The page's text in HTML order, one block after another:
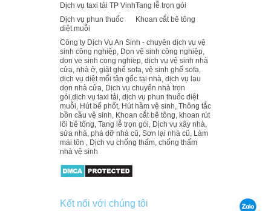
Dịch vụ taxi tải TP Vinh
Dịch vụ phun thuốc
diệt muỗi
Tang lễ trọn gói
Khoan cắt bê tông
Công ty Dịch Vụ An Sinh - chuyên dịch vụ vệ
sinh công nghiệp, Dọn vệ sinh công nghiệp,
don ve sinh cong nghiep, dịch vụ vệ sinh nhà
cửa, nhà ở, giặt ghế sofa, vệ sinh ghế sofa,
dịch vụ diệt mối tận gốc tại nhà, dịch vụ lau
dọn nhà cửa, Dịch vụ chuyển nhà trọn
gói,dịch vụ taxi tải, dịch vụ phun thuốc diệt
muỗi, Hút bể phốt, Hút hầm vệ sinh, Thông tắc
bồn cầu vệ sinh, Khoan cắt bê tông, khoan rút
lõi bê tông, Tang lễ trọn gói, Dịch vụ xây nhà,
sửa nhà, phá dỡ nhà cũ, Sơn lại nhà cũ, Làm
mái tôn , Dịch vụ chống thấm, chống thấm
nhà vệ sinh
Kết nối với chúng tôi